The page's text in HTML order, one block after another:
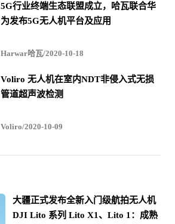
5G行业终端生态联盟成立，哈瓦联合华
为发布5G无人机平台及应用
Harwar哈瓦/2020-10-18
Voliro 无人机在室内NDT非侵入式无损
管道超声波检测
Voliro/2020-10-09
大疆正式发布全新入门级航拍无人机
DJI Lito 系列 Lito X1、Lito 1：成熟